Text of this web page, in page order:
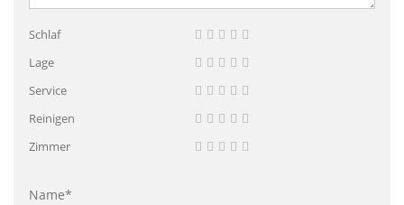
Schlaf
Lage
Service
Reinigen
Zimmer
Name*